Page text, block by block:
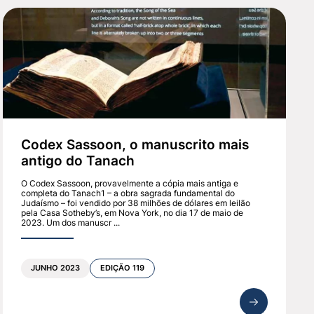
os judeus europeus pela Alemanha nazista e
terra natal.
acreditar em milagres”. Antes da declaração
poderia prever que, em menos de um
do que muitas nações europeias.
como o país triunfou diante de tantas
militares são lendárias: a Guerra dos Seis
vários países, entre os quais os Estados Unidos,
retorno do Povo Judeu à Terra de Israel, além de
local vivia na pobreza e era assolada pela malária
Codex Sassoon, o manuscrito mais
antigo do Tanach
O Codex Sassoon, provavelmente a cópia mais antiga e
completa do Tanach1 – a obra sagrada fundamental do
Judaísmo – foi vendido por 38 milhões de dólares em leilão
pela Casa Sotheby’s, em Nova York, no dia 17 de maio de
2023. Um dos manuscr ...
JUNHO 2023 EDIÇÃO 119